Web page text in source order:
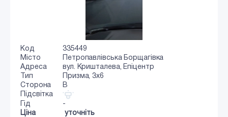
Код
335449
Місто
Петропавлівська Борщагівка
Адреса
вул. Кришталева, Епіцентр
Тип
Призма, 3x6
Сторона
B
Підсвітка
Гід
-
Ціна
уточніть